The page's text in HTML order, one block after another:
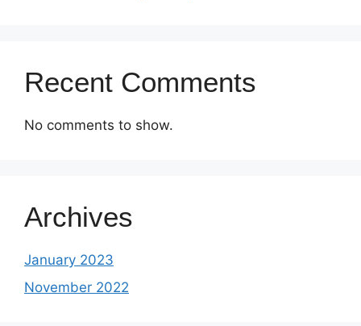
Recent Comments
No comments to show.
Archives
January 2023
November 2022